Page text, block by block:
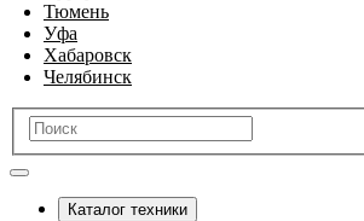
Тюмень
Уфа
Хабаровск
Челябинск
Каталог техники